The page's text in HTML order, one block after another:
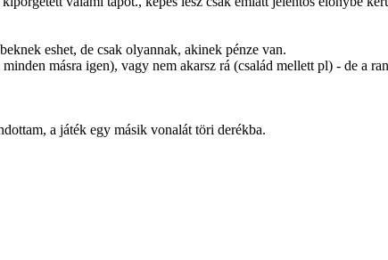
eshet, de csak olyannak, akinek pénze van.
másra igen), vagy nem akarsz rá (család mellett pl) - de a
a játék egy másik vonalát töri derékba.